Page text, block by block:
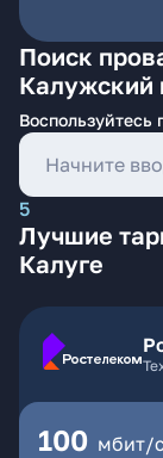
Поиск
Калужский
5
Лучшие
Калуге
100 мбит/